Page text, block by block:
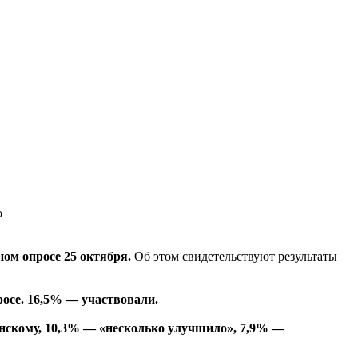
опросе 25 октября. Об этом свидетельствуют результаты
16,5% — участвовали.
10,3% — «несколько улучшило», 7,9% —